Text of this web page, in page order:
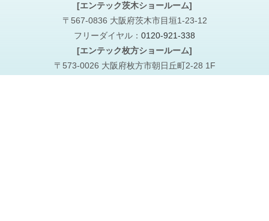
[エンテック茨木ショールーム]
〒567-0836 大阪府茨木市目垣1-23-12
フリーダイヤル： 0120-921-338
[エンテック枚方ショールーム]
〒573-0026 大阪府枚方市朝日丘町2-28 1F